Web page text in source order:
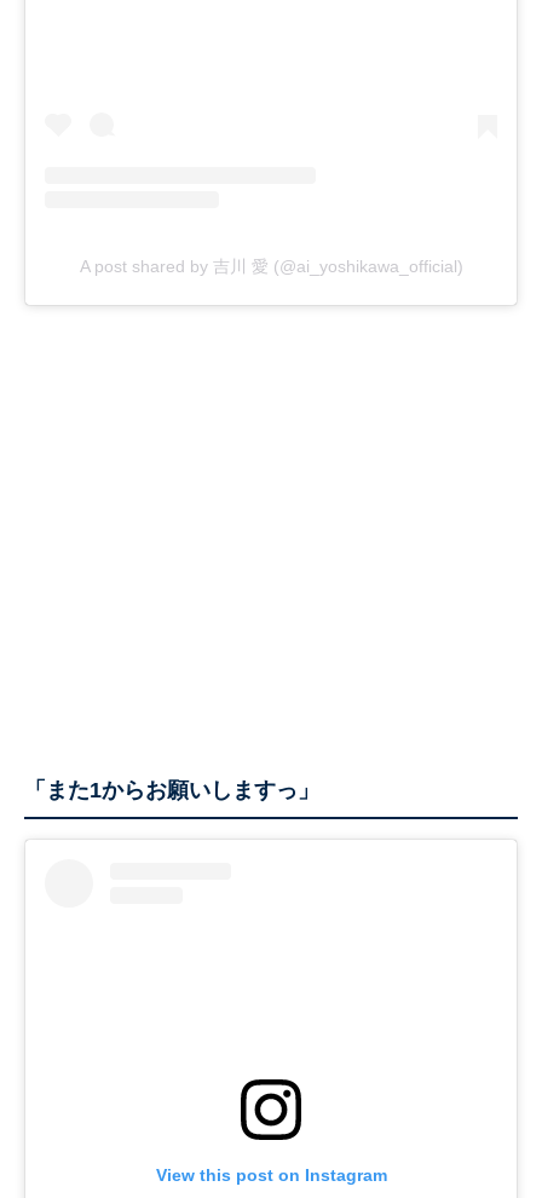
A post shared by 吉川 愛 (@ai_yoshikawa_official)
「また1からお願いしますっ」
View this post on Instagram